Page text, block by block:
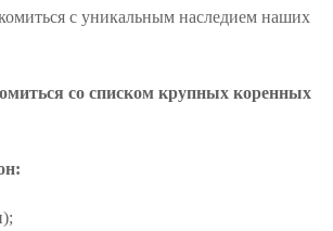
с уникальным наследием наших
со списком крупных коренных